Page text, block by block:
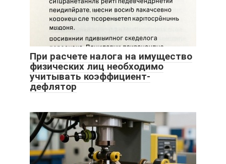
При расчете налога на имущество
физических лиц необходимо
учитывать коэффициент-
дефлятор